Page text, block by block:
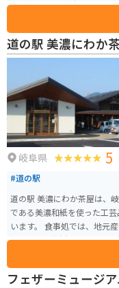
ト地点としても活用されてい
道の駅 美濃にわか
岐阜県 5
#道の駅
道の駅 美濃にわか茶屋は、岐阜県美
である美濃和紙を使った工
います。 食事処では、地元
特に、美濃和紙の原料とな
ありながらも滑らかな食感が特徴で、
は、道の駅のすぐ近くに長
ら休憩することができます
フェザーミュージ